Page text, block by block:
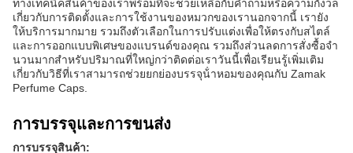
ทางเทคนิคสินค้าของเราพร้อมที่จะช่วยเหลือกับคําถามหรือความกังวล
เกี่ยวกับการติดตั้งและการใช้งานของหมวกของเรานอกจากนี้ เรายัง
ให้บริการมากมาย รวมถึงตัวเลือกในการปรับแต่งเพื่อให้ตรงกับสไตล์
และการออกแบบพิเศษของแบรนด์ของคุณ รวมถึงส่วนลดการสั่งซื้อจํา
นวนมากสําหรับปริมาณที่ใหญ่กว่าติดต่อเราวันนี้เพื่อเรียนรู้เพิ่มเติม
เกี่ยวกับวิธีที่เราสามารถช่วยยกย่องบรรจุน้ําหอมของคุณกับ Zamak
Perfume Caps.
การบรรจุและการขนส่ง
การบรรจุสินค้า: